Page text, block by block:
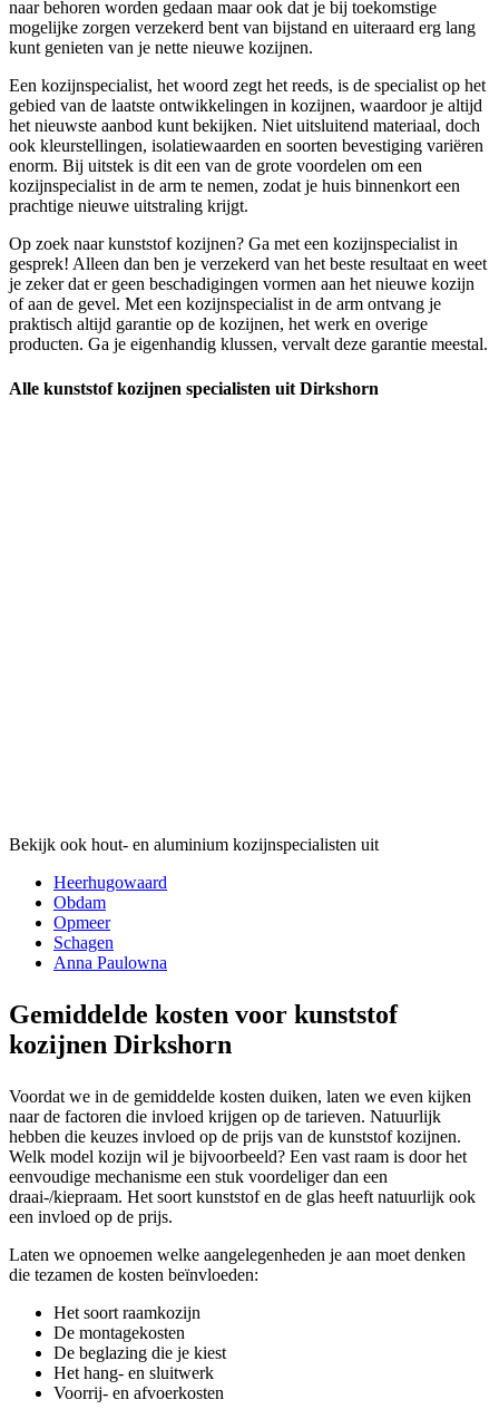
naar behoren worden gedaan maar ook dat je bij toekomstige
mogelijke zorgen verzekerd bent van bijstand en uiteraard erg lang
kunt genieten van je nette nieuwe kozijnen.
Een kozijnspecialist, het woord zegt het reeds, is de specialist op het
gebied van de laatste ontwikkelingen in kozijnen, waardoor je altijd
het nieuwste aanbod kunt bekijken. Niet uitsluitend materiaal, doch
ook kleurstellingen, isolatiewaarden en soorten bevestiging variëren
enorm. Bij uitstek is dit een van de grote voordelen om een
kozijnspecialist in de arm te nemen, zodat je huis binnenkort een
prachtige nieuwe uitstraling krijgt.
Op zoek naar kunststof kozijnen? Ga met een kozijnspecialist in
gesprek! Alleen dan ben je verzekerd van het beste resultaat en weet
je zeker dat er geen beschadigingen vormen aan het nieuwe kozijn
of aan de gevel. Met een kozijnspecialist in de arm ontvang je
praktisch altijd garantie op de kozijnen, het werk en overige
producten. Ga je eigenhandig klussen, vervalt deze garantie meestal.
Alle kunststof kozijnen specialisten uit Dirkshorn
Bekijk ook hout- en aluminium kozijnspecialisten uit
Heerhugowaard
Obdam
Opmeer
Schagen
Anna Paulowna
Gemiddelde kosten voor kunststof
kozijnen Dirkshorn
Voordat we in de gemiddelde kosten duiken, laten we even kijken
naar de factoren die invloed krijgen op de tarieven. Natuurlijk
hebben die keuzes invloed op de prijs van de kunststof kozijnen.
Welk model kozijn wil je bijvoorbeeld? Een vast raam is door het
eenvoudige mechanisme een stuk voordeliger dan een
draai-/kiepraam. Het soort kunststof en de glas heeft natuurlijk ook
een invloed op de prijs.
Laten we opnoemen welke aangelegenheden je aan moet denken
die tezamen de kosten beïnvloeden:
Het soort raamkozijn
De montagekosten
De beglazing die je kiest
Het hang- en sluitwerk
Voorrij- en afvoerkosten